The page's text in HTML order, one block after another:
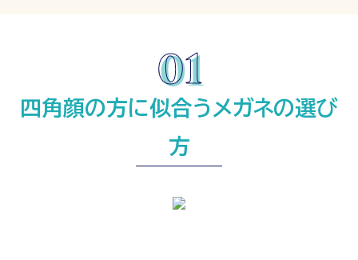
四角顔の方に似合うメガネの選び
方